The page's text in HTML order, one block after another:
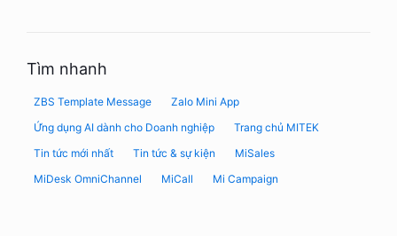
Tìm nhanh
ZBS Template Message
Zalo Mini App
Ứng dụng AI dành cho Doanh nghiệp
Trang chủ MITEK
Tin tức mới nhất
Tin tức & sự kiện
MiSales
MiDesk OmniChannel
MiCall Mi Campaign